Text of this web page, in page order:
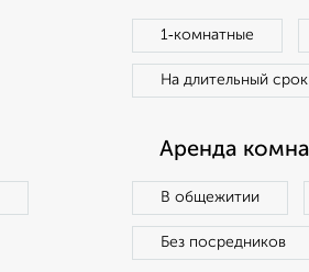
1‑комнатные
На длительный срок
Аренда
В общежитии
Без посредников